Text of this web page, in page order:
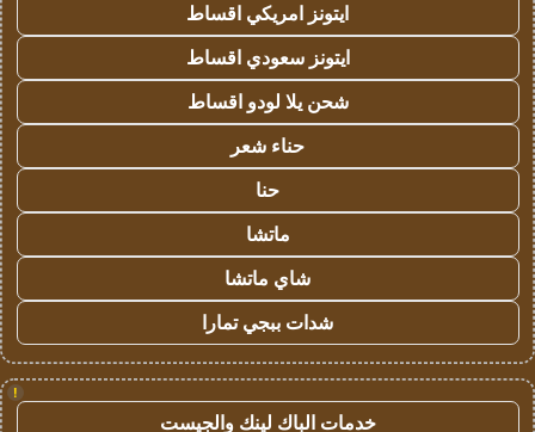
ايتونز امريكي اقساط
ايتونز سعودي اقساط
شحن يلا لودو اقساط
حناء شعر
حنا
ماتشا
شاي ماتشا
شدات ببجي تمارا
!
خدمات الباك لينك والجيست